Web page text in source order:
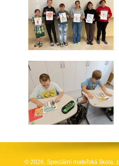
© 2026, Speciální mateřská škola,